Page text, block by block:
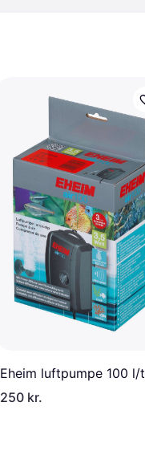
Eheim luftpumpe 100 l/t
250 kr.